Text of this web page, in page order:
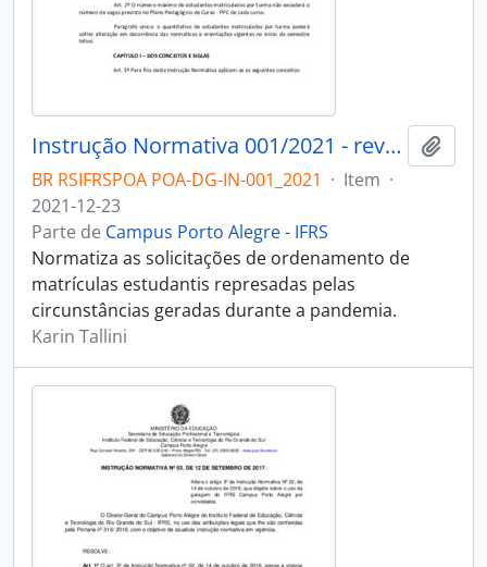
Instrução Normativa 001/2021 - revogado
BR RSIFRSPOA POA-DG-IN-001_2021 · Item ·
2021-12-23
Parte de Campus Porto Alegre - IFRS
Normatiza as solicitações de ordenamento de
matrículas estudantis represadas pelas
circunstâncias geradas durante a pandemia.
Karin Tallini